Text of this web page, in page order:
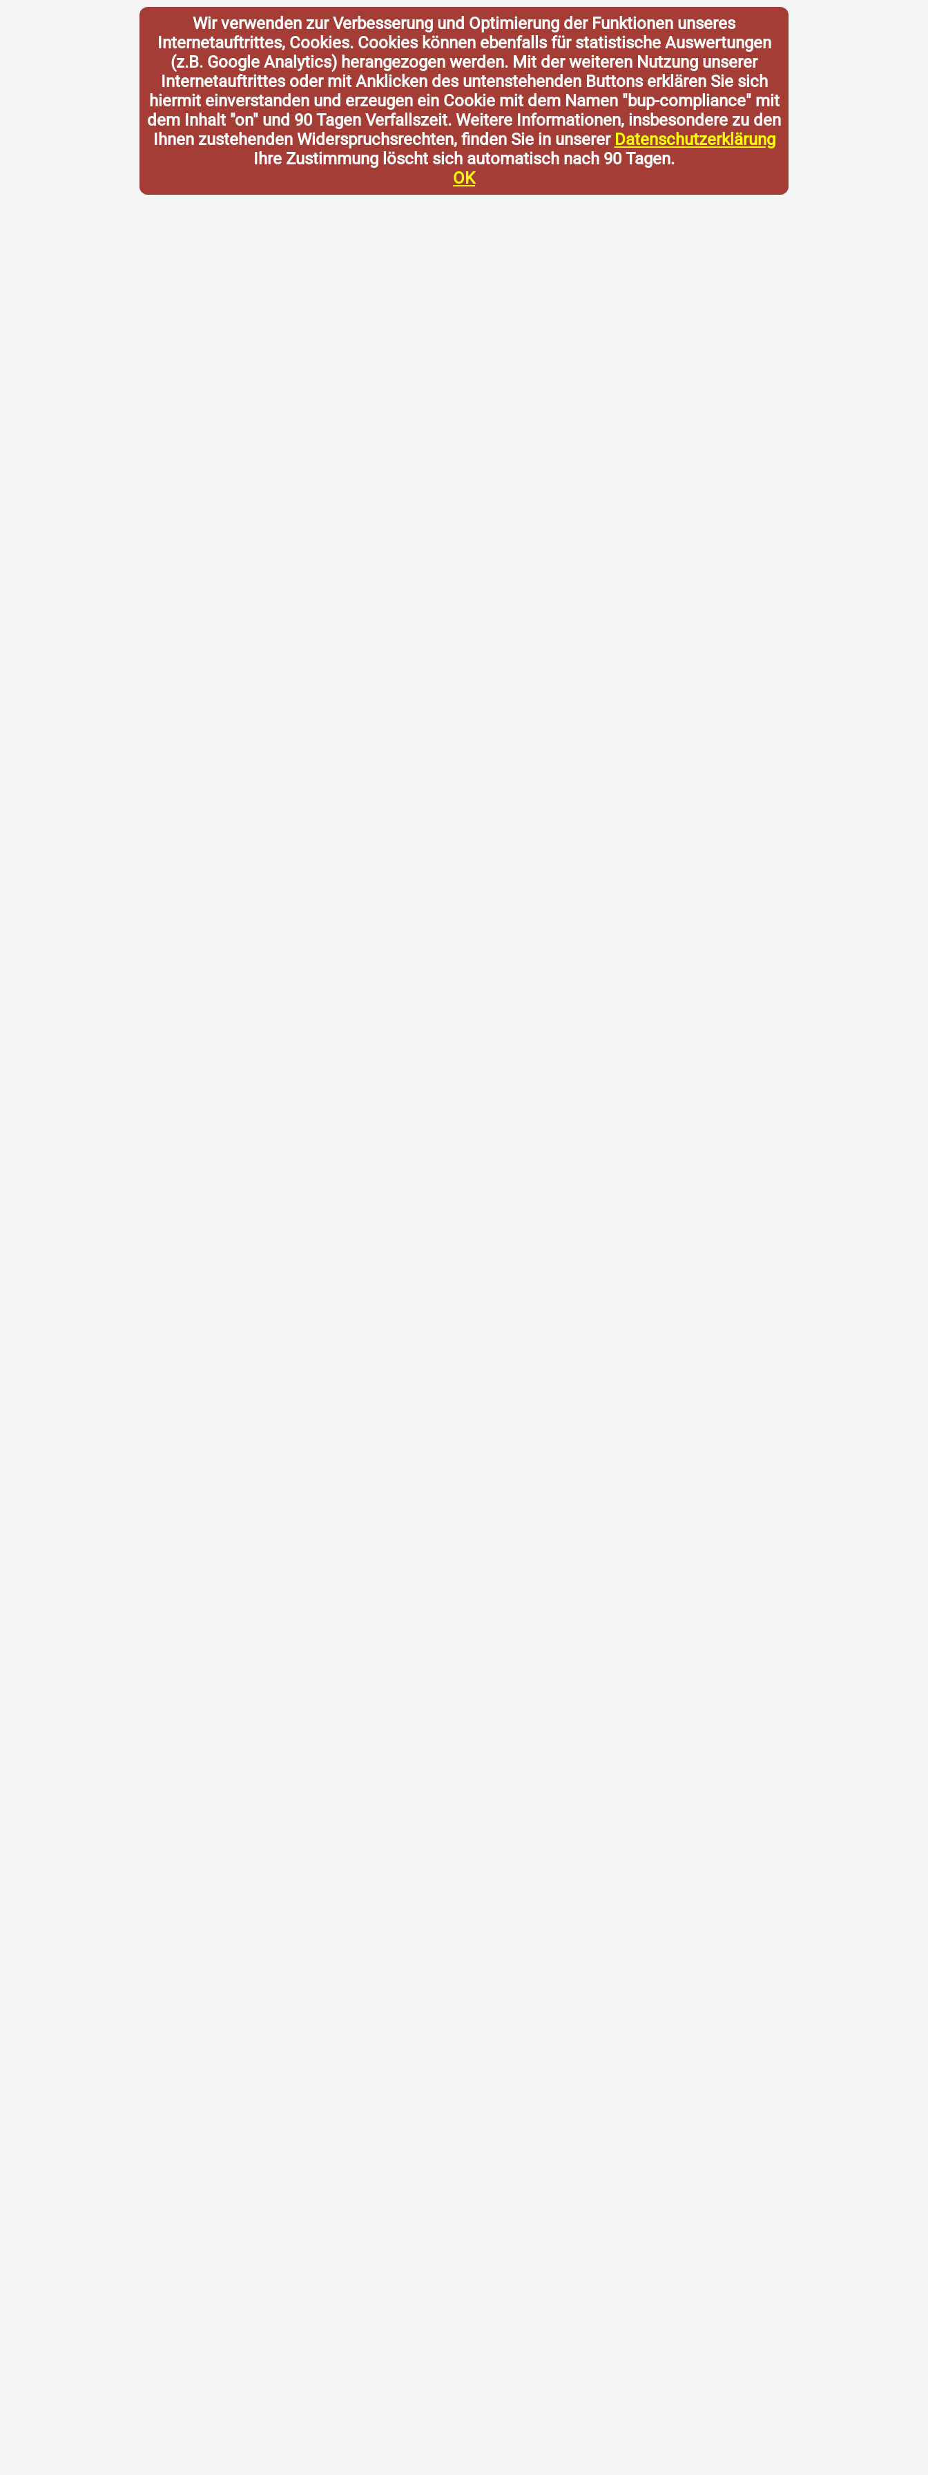
Wir verwenden zur Verbesserung und Optimierung der Funktionen unseres
Internetauftrittes, Cookies. Cookies können ebenfalls für statistische Auswertungen
(z.B. Google Analytics) herangezogen werden. Mit der weiteren Nutzung unserer
Internetauftrittes oder mit Anklicken des untenstehenden Buttons erklären Sie sich
hiermit einverstanden und erzeugen ein Cookie mit dem Namen "bup-compliance" mit
dem Inhalt "on" und 90 Tagen Verfallszeit. Weitere Informationen, insbesondere zu den
Ihnen zustehenden Widerspruchsrechten, finden Sie in unserer Datenschutzerklärung
Ihre Zustimmung löscht sich automatisch nach 90 Tagen.
OK